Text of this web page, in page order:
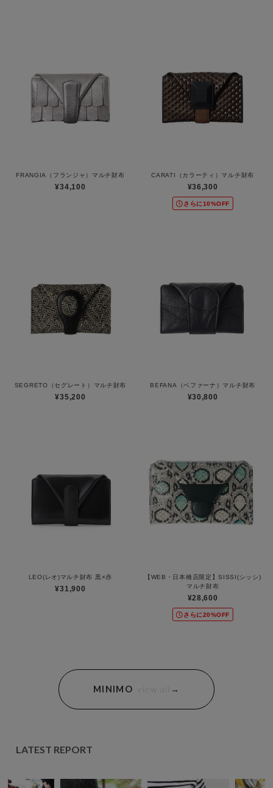
FRANGIA（フランジャ）マルチ財布
¥34,100
CARATI（カラーティ）マルチ財布
¥36,300
さらに10%OFF
SEGRETO（セグレート）マルチ財布
¥35,200
BEFANA（ベファーナ）マルチ財布
¥30,800
LEO(レオ)マルチ財布 黒×赤
¥31,900
【WEB・日本橋店限定】SISSI(シッシ)
マルチ財布
¥28,600
さらに20%OFF
MINIMO view all →
LATEST REPORT